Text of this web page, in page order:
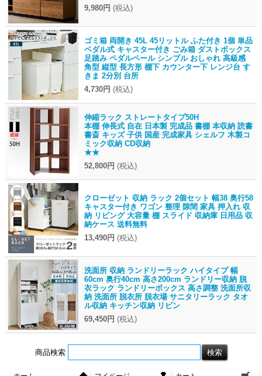
9,980円 (税込)
ゴミ箱 両開き 45L 45リットル ふた付き 1個 単品
ペダル式 キャスター付き ごみ箱 ダストボックス
足踏み ペダルペール シンプル おしゃれ 高級感
角型 縦型 長方形 棚下 カウンター下 レンジ台 す
きま 2分別 台所
4,730円 (税込)
伸縮ラック ストレートタイプ50H
本棚 伸長式 自在 日本製 完成品 書棚 本収納 読書
書斎 キッズ 子供 国産 完成家具 シェルフ 木製コ
ミック収納 CD収納
★★
52,800円 (税込)
クローゼット 収納 ラック 2個セット 幅38 奥行58
キャスター付き ワゴン 整理 隙間 家具 押入れ 収
納 リビング 大容量 棚 スライド 収納庫 日用品 収
納ケース 送料無料
13,490円 (税込)
洗面所 収納 ランドリーラック ハイタイプ 幅
60cm 奥行40cm 高さ200cm ランドリー収納 脱
衣ラック ランドリーボックス 高さ調整 洗面所収
納 洗面所 脱衣所 脱衣場 サニタリーラック タオ
ル収納 キッチン収納 リビン
69,450円 (税込)
商品検索